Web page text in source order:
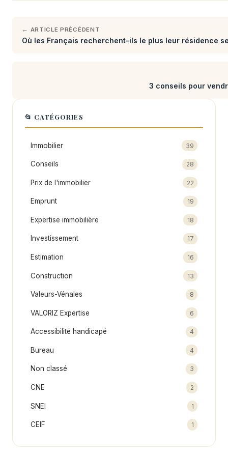
← ARTICLE PRÉCÉDENT
Où les Français recherchent-ils le plus leur résidence
3 conseils pour
📂 CATÉGORIES
Immobilier 39
Conseils 28
Prix de l'immobilier 22
Emprunt 19
Expertise immobilière 18
Investissement 17
Estimation 16
Construction 13
Valeurs-Vénales 8
VALORIZ Expertise 6
Accessibilité handicapé 4
Bureau 4
Non classé 3
CNE 2
SNEI 1
CEIF 1